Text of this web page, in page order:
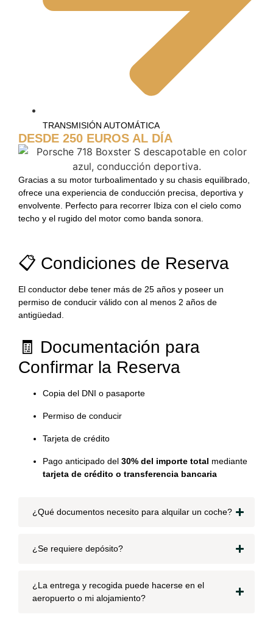
TRANSMISIÓN AUTOMÁTICA
DESDE 250 EUROS AL DÍA
Gracias a su motor turboalimentado y su chasis equilibrado,
ofrece una experiencia de conducción precisa, deportiva y
envolvente. Perfecto para recorrer Ibiza con el cielo como
techo y el rugido del motor como banda sonora.
📋 Condiciones de Reserva
El conductor debe tener más de 25 años y poseer un
permiso de conducir válido con al menos 2 años de
antigüedad.
🧾 Documentación para
Confirmar la Reserva
Copia del DNI o pasaporte
Permiso de conducir
Tarjeta de crédito
Pago anticipado del 30% del importe total mediante
tarjeta de crédito o transferencia bancaria
¿Qué documentos necesito para alquilar un coche?
¿Se requiere depósito?
¿La entrega y recogida puede hacerse en el
aeropuerto o mi alojamiento?